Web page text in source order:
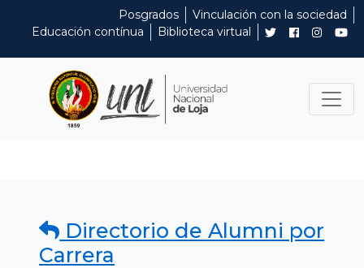
Posgrados
Vinculación con la sociedad
Educación contínua
Biblioteca virtual
Directorio de Alumni por
Carrera